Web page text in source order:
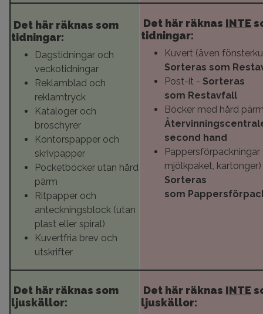
Det här räknas som
tidningar:
Dagstidningar och
veckotidningar
Reklamblad och
reklamtryck
Kataloger och
broschyrer
Kontorspapper och
skrivpapper
Pocketböcker utan hård
pärm
Ritpapper och
anteckningsblock (utan
plast eller spiral)
Kuvertfria brev och
utskrifter
Det här räknas INTE
tidningar:
Kuvert (även
Sorteras som
Post-it - Sorteras
som Restavfall
Böcker med hård
second hand
Pappersförpackningar
mjölkpaket,
Sorteras
som
Det här räknas som
ljuskällor:
Det här räknas INTE
ljuskällor: